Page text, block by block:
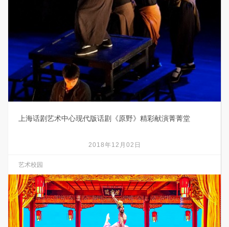
上海话剧艺术中心现代版话剧《原野》精彩献演菁菁堂
2018年12月02日
艺术校园